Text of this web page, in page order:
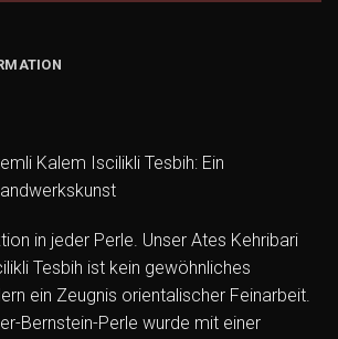
Kalem Iscilikli Tesbih: Ein
in jeder Perle. Unser Ates Kehribari
Tesbih ist kein gewöhnliches
ein Zeugnis orientalischer Feinarbeit.
Bernstein-Perle wurde mit einer